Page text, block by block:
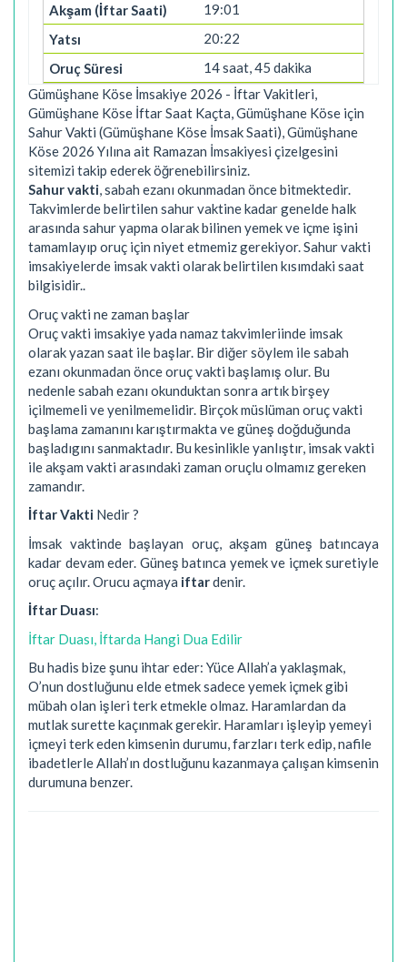
19:01
20:22
14 saat, 45 dakika
Gümüşhane Köse İmsakiye 2026 - İftar Vakitleri,
Gümüşhane Köse İftar Saat Kaçta, Gümüşhane Köse için
Sahur Vakti (Gümüşhane Köse İmsak Saati), Gümüşhane
Köse 2026 Yılına ait Ramazan İmsakiyesi çizelgesini
sitemizi takip ederek öğrenebilirsiniz.
Sahur vakti, sabah ezanı okunmadan önce bitmektedir.
Takvimlerde belirtilen sahur vaktine kadar genelde halk
arasında sahur yapma olarak bilinen yemek ve içme işini
tamamlayıp oruç için niyet etmemiz gerekiyor. Sahur vakti
imsakiyelerde imsak vakti olarak belirtilen kısımdaki saat
bilgisidir..
Oruç vakti ne zaman başlar
Oruç vakti imsakiye yada namaz takvimleriinde imsak
olarak yazan saat ile başlar. Bir diğer söylem ile sabah
ezanı okunmadan önce oruç vakti başlamış olur. Bu
nedenle sabah ezanı okunduktan sonra artık birşey
içilmemeli ve yenilmemelidir. Birçok müslüman oruç vakti
başlama zamanını karıştırmakta ve güneş doğduğunda
başladıgını sanmaktadır. Bu kesinlikle yanlıştır, imsak vakti
ile akşam vakti arasındaki zaman oruçlu olmamız gereken
zamandır.
İftar Vakti Nedir ?
İmsak vaktinde başlayan oruç, akşam güneş batıncaya
kadar devam eder. Güneş batınca yemek ve içmek suretiyle
oruç açılır. Orucu açmaya iftardenir.
İftar Duası:
İftar Duası, İftarda Hangi Dua Edilir
Bu hadis bize şunu ihtar eder: Yüce Allah’a yaklaşmak,
O’nun dostluğunu elde etmek sadece yemek içmek gibi
mübah olan işleri terk etmekle olmaz. Haramlardan da
mutlak surette kaçınmak gerekir. Haramları işleyip yemeyi
içmeyi terk eden kimsenin durumu, farzları terk edip, nafile
ibadetlerle Allah’ın dostluğunu kazanmaya çalışan kimsenin
durumuna benzer.